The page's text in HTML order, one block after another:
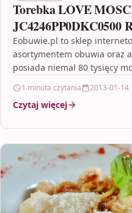
Torebka LOVE
JC4246PP0DKC0500
Eobuwie.pl to sklep
asortymentem obuwia oraz
posiada niemal 80 tysięcy
1 minuta czytania 2013-01-14
Czytaj więcej